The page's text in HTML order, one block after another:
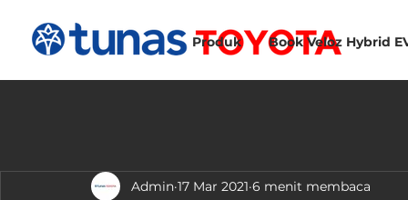
Produk Book Veloz Hybrid
Admin 17 Mar 2021 6 menit membaca